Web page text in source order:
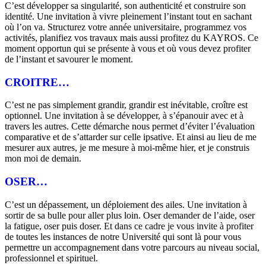
C’est développer sa singularité, son authenticité et construire son
identité. Une invitation à vivre pleinement l’instant tout en sachant
où l’on va. Structurez votre année universitaire, programmez vos
activités, planifiez vos travaux mais aussi profitez du KAYROS. Ce
moment opportun qui se présente à vous et où vous devez profiter
de l’instant et savourer le moment.
CROITRE…
C’est ne pas simplement grandir, grandir est inévitable, croître est
optionnel. Une invitation à se développer, à s’épanouir avec et à
travers les autres. Cette démarche nous permet d’éviter l’évaluation
comparative et de s’attarder sur celle ipsative. Et ainsi au lieu de me
mesurer aux autres, je me mesure à moi-même hier, et je construis
mon moi de demain.
OSER…
C’est un dépassement, un déploiement des ailes. Une invitation à
sortir de sa bulle pour aller plus loin. Oser demander de l’aide, oser
la fatigue, oser puis doser. Et dans ce cadre je vous invite à profiter
de toutes les instances de notre Université qui sont là pour vous
permettre un accompagnement dans votre parcours au niveau social,
professionnel et spirituel.